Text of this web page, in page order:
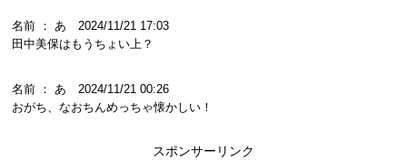
名前 ： あ 2024/11/21 17:03
田中美保はもうちょい上？
名前 ： あ 2024/11/21 00:26
おがち、なおちんめっちゃ懐かしい！
スポンサーリンク